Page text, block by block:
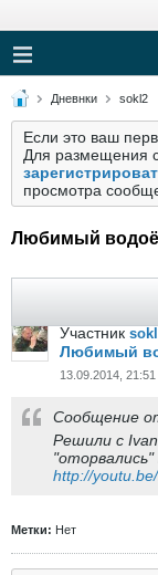
Дневнки sokl2
Если это ваш
Для размещения
просмотра
Любимый
Участник
Любимый
13.09.2014, 21:51
Сообщение
Решили с
http://
Метки: Нет